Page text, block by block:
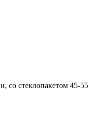
со стеклопакетом 45-55